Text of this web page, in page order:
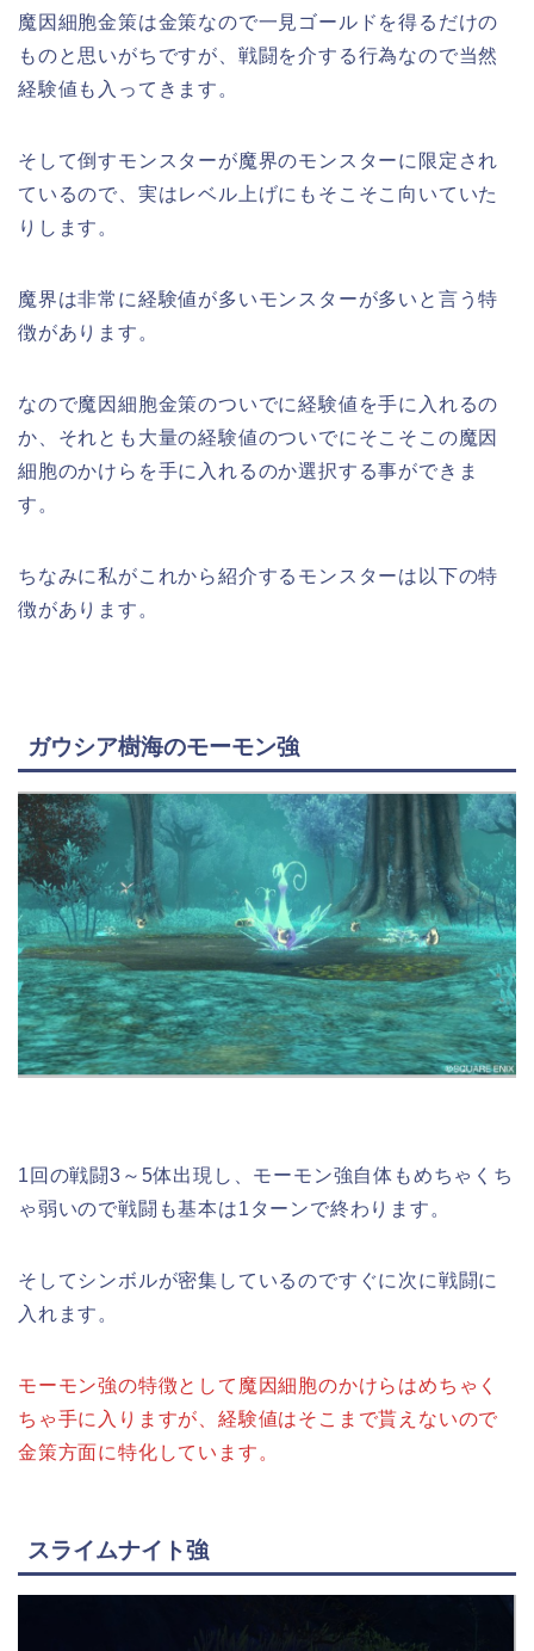
魔因細胞金策は金策なので一見ゴールドを得るだけの
ものと思いがちですが、戦闘を介する行為なので当然
経験値も入ってきます。
そして倒すモンスターが魔界のモンスターに限定され
ているので、実はレベル上げにもそこそこ向いていた
りします。
魔界は非常に経験値が多いモンスターが多いと言う特
徴があります。
なので魔因細胞金策のついでに経験値を手に入れるの
か、それとも大量の経験値のついでにそこそこの魔因
細胞のかけらを手に入れるのか選択する事ができま
す。
ちなみに私がこれから紹介するモンスターは以下の特
徴があります。
ガウシア樹海のモーモン強
1回の戦闘3～5体出現し、モーモン強自体もめちゃくち
ゃ弱いので戦闘も基本は1ターンで終わります。
そしてシンボルが密集しているのですぐに次に戦闘に
入れます。
モーモン強の特徴として魔因細胞のかけらはめちゃく
ちゃ手に入りますが、経験値はそこまで貰えないので
金策方面に特化しています。
スライムナイト強